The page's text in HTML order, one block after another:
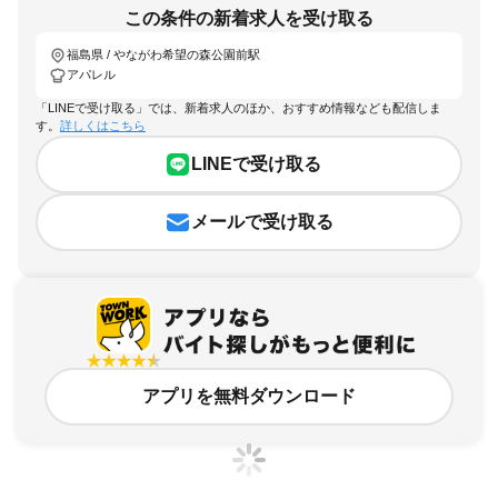
この条件の新着求人を受け取る
福島県 / やながわ希望の森公園前駅
アパレル
「LINEで受け取る」では、新着求人のほか、おすすめ情報なども配信しま
す。 詳しくはこちら
LINEで受け取る
メールで受け取る
アプリを無料ダウンロード